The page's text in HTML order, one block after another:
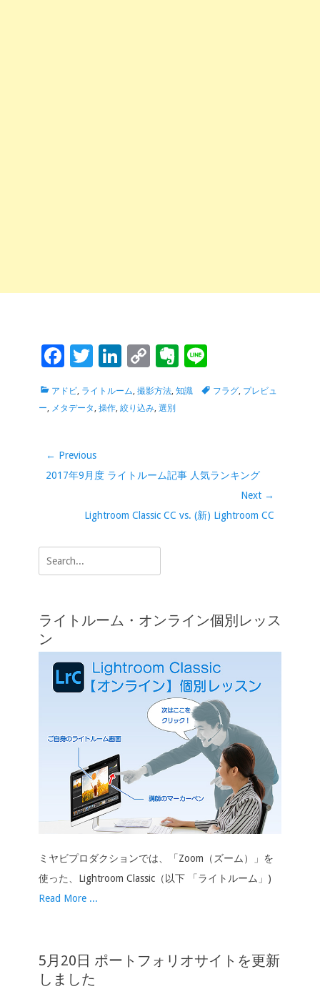
F
e
o
o
T
tt
Li
k
n
C
p
n
Ev
n
n
e
Categories
アドビ, ライトルーム, 撮影方法, 知識 Tagsフラグ, プレビュ
ー, メタデータ , 操作, 絞り込み, 選別
投
稿
ー
シ
← Previous
Previous
2017年9月度 ライトルーム記事 人気ランキング
Next →
Lightroom Classic CC vs. (新) Lightroom CC
Search
for:
ライトルーム・オンライン個別レッス
ン
ミヤビプロダクションでは、「Zoom（ズーム）」を
使った、Lightroom Classic（以下 「ライトルーム」)
Read More ...
5月20日 ポートフォリオサイトを更新
しました